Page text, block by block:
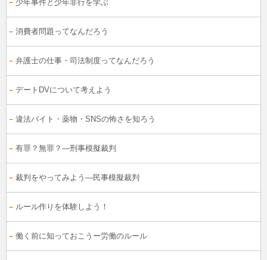
少年事件と少年非行を学ぶ
消費者問題ってなんだろう
弁護士の仕事・司法制度ってなんだろう
デートDVについて考えよう
違法バイト・薬物・SNSの怖さを知ろう
有罪？無罪？―刑事模擬裁判
裁判をやってみよう―民事模擬裁判
ルール作りを体験しよう！
働く前に知っておこうー労働のルール